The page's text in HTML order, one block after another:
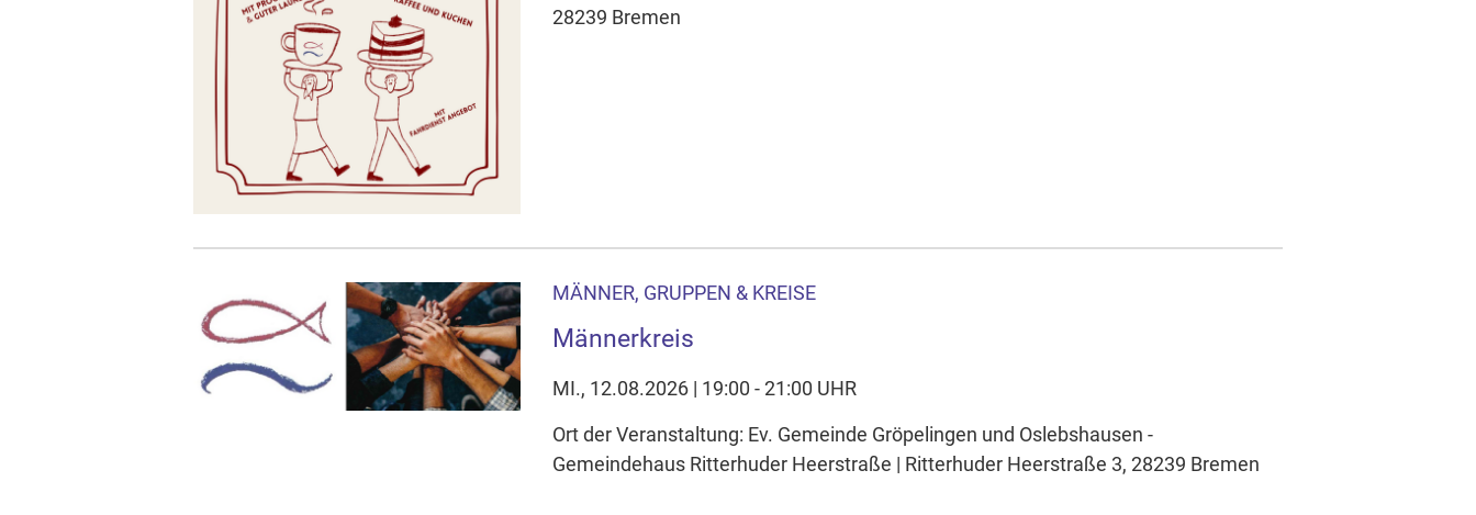
28239 Bremen
MÄNNER, GRUPPEN & KREISE
Männerkreis
MI., 12.08.2026 | 19:00 - 21:00 UHR
Ort der Veranstaltung: Ev. Gemeinde Gröpelingen und Oslebshausen -
Gemeindehaus Ritterhuder Heerstraße | Ritterhuder Heerstraße 3, 28239 Bremen